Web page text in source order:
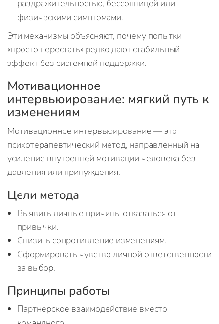
раздражительностью, бессонницей или
физическими симптомами.
Эти механизмы объясняют, почему попытки
«просто перестать» редко дают стабильный
эффект без системной поддержки.
Мотивационное
интервьюирование: мягкий путь к
изменениям
Мотивационное интервьюирование — это
психотерапевтический метод, направленный на
усиление внутренней мотивации человека без
давления или принуждения.
Цели метода
Выявить личные причины отказаться от
привычки.
Снизить сопротивление изменениям.
Сформировать чувство личной ответственности
за выбор.
Принципы работы
Партнерское взаимодействие вместо